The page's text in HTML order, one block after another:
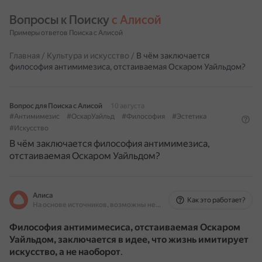
Вопросы к Поиску с Алисой
Примеры ответов Поиска с Алисой
Главная / Культура и искусство / В чём заключается
философия антимимезиса, отстаиваемая Оскаром Уайльдом?
Вопрос для Поиска с Алисой
10 августа
#Антимимезис
#ОскарУайльд #Философия
#Эстетика
#Искусство
В чём заключается философия антимимезиса,
отстаиваемая Оскаром Уайльдом?
Алиса
На основе источников, возможны неточности
Как это работает?
Философия антимимесиса, отстаиваемая Оскаром
Уайльдом, заключается в идее, что жизнь имитирует
искусство, а не наоборот.